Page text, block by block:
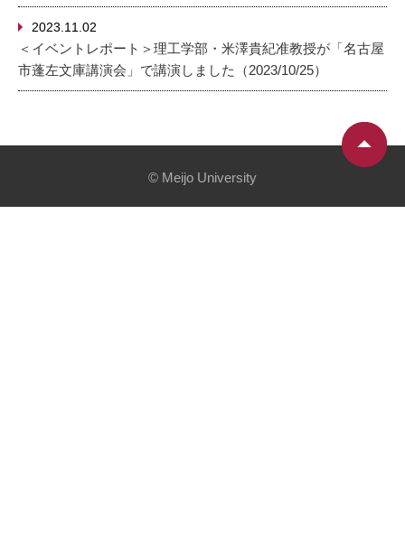
2023.11.02
＜イベントレポート＞理工学部・米澤貴紀准教授が「名古屋
市蓬左文庫講演会」で講演しました（2023/10/25）
© Meijo University